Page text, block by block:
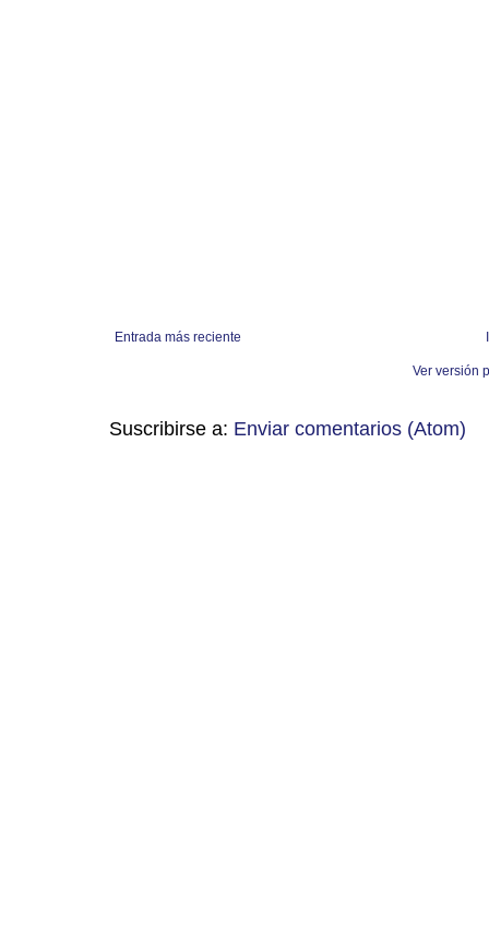
Entrada más reciente
Ver versión
Suscribirse a: Enviar comentarios (Atom)